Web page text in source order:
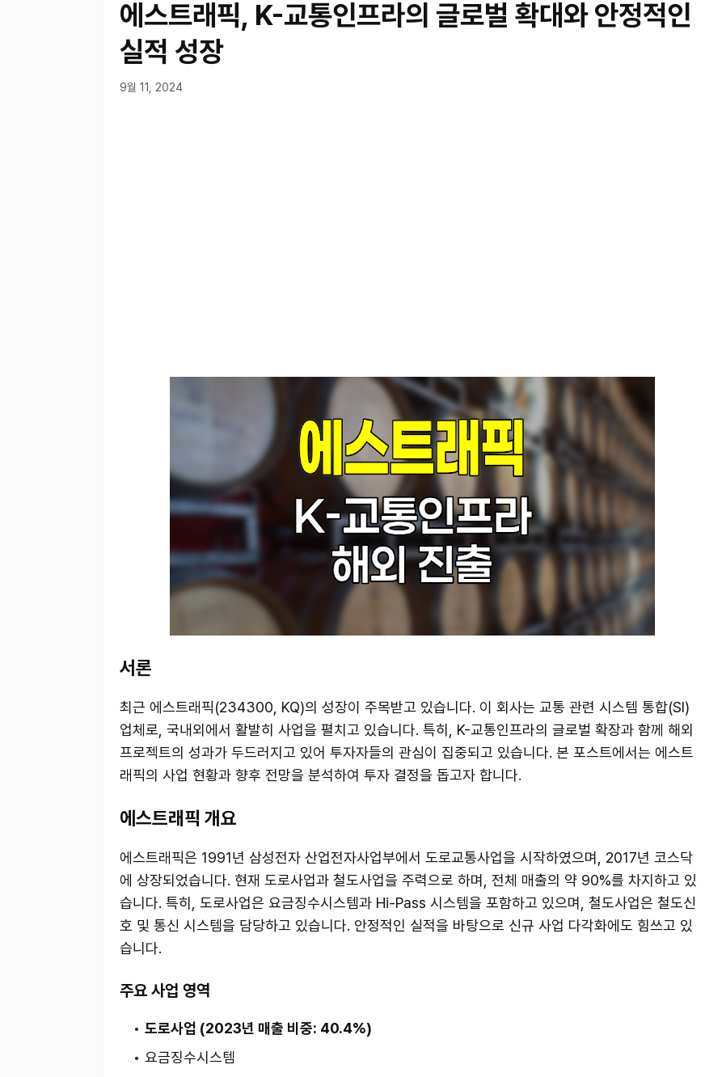
에스트래픽, K-교통인프라의 글로벌 확대와 안정적인
실적 성장
9월 11, 2024
서론
최근 에스트래픽(234300, KQ)의 성장이 주목받고 있습니다. 이 회사는 교통 관련 시스템 통합(SI)
업체로, 국내외에서 활발히 사업을 펼치고 있습니다. 특히, K-교통인프라의 글로벌 확장과 함께 해외
프로젝트의 성과가 두드러지고 있어 투자자들의 관심이 집중되고 있습니다. 본 포스트에서는 에스트
래픽의 사업 현황과 향후 전망을 분석하여 투자 결정을 돕고자 합니다.
에스트래픽 개요
에스트래픽은 1991년 삼성전자 산업전자사업부에서 도로교통사업을 시작하였으며, 2017년 코스닥
에 상장되었습니다. 현재 도로사업과 철도사업을 주력으로 하며, 전체 매출의 약 90%를 차지하고 있
습니다. 특히, 도로사업은 요금징수시스템과 Hi-Pass 시스템을 포함하고 있으며, 철도사업은 철도신
호 및 통신 시스템을 담당하고 있습니다. 안정적인 실적을 바탕으로 신규 사업 다각화에도 힘쓰고 있
습니다.
주요 사업 영역
도로사업 (2023년 매출 비중: 40.4%)
요금징수시스템